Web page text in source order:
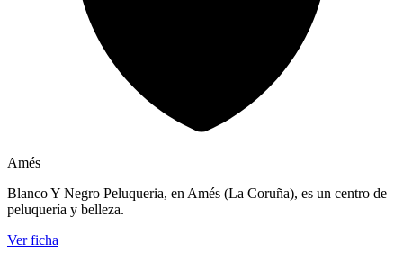
Amés
Blanco Y Negro Peluqueria, en Amés (La Coruña), es un centro de
peluquería y belleza.
Ver ficha